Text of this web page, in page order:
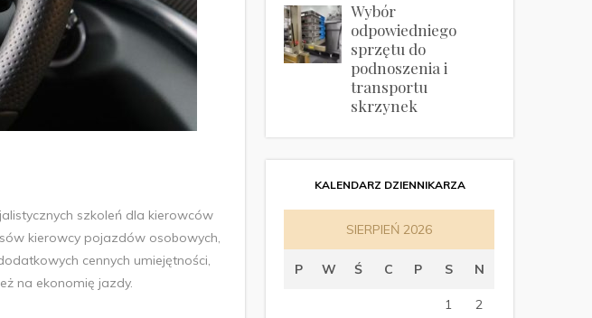
szkoleń dla kierowców
kierowcy pojazdów osobowych,
cennych umiejętności,
na ekonomię jazdy.
Wybór
odpowiedniego
sprzętu do
podnoszenia i
transportu
skrzynek
KALENDARZ DZIENNIKARZA
SIERPIEŃ 2026
P W Ś C P S N
1
2